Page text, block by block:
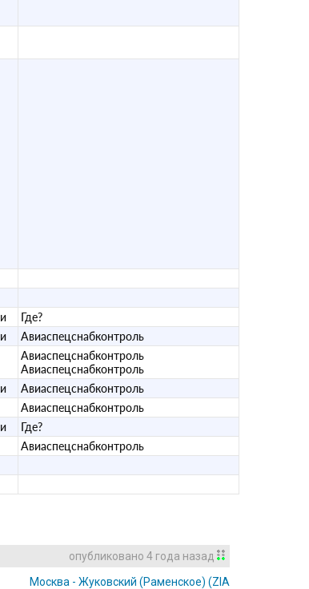
Где?
Авиаспецснабконтроль
Авиаспецснабконтроль
Авиаспецснабконтроль
Авиаспецснабконтроль
Авиаспецснабконтроль
Где?
Авиаспецснабконтроль
опубликовано 4 года назад
Москва - Жуковский (Раменское) (ZIA/UUBW)